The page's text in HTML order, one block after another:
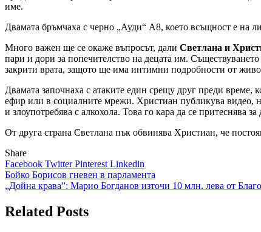
име.
Двамата бръмчаха с черно „Ауди“ А8, което всъщност е на
Много важен ще се окаже въпросът, дали Светлана и
пари и дори за попечителство на децата им.
закрити врата, защото ще има интимни подробности от
Двамата започнаха с атаките един срещу друг преди време,
ефир или в социалните мрежи. Христиан публикува видео,
и злоупотребява с алкохола. Това го кара да се притеснява
От друга страна Светлана пък обвинява Христиан, че
Share
Facebook TwitterPinterest Linkedin
Навигация
Бойко Борисов гневен в парламента
„Дойна крава”: Марио Богданов източи 10 млн. лева от
Related Posts